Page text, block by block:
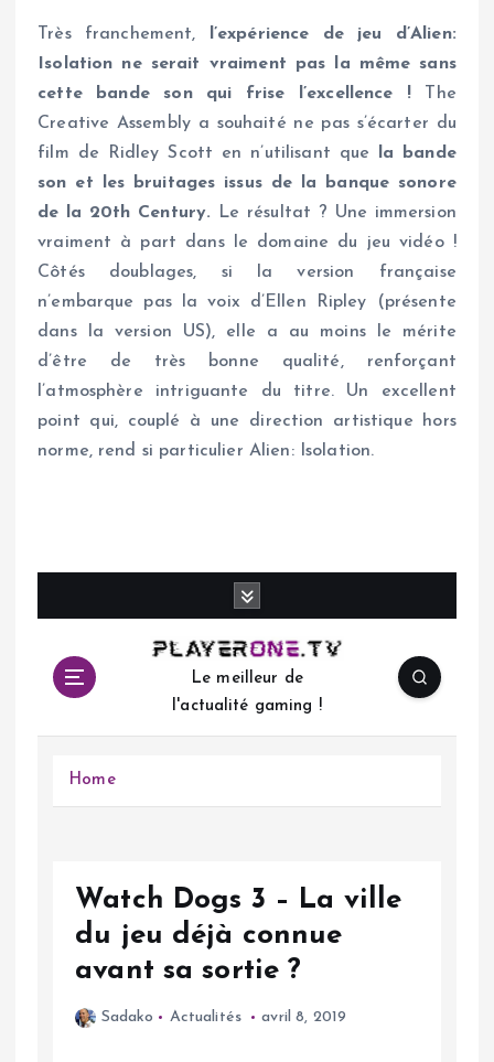
Très franchement,
l’expérience de jeu d’Alien:
Isolation ne serait vraiment pas la même sans
cette bande son qui frise l’excellence !
The
Creative Assembly a souhaité ne pas s’écarter du
film de Ridley Scott en n’utilisant que
la bande
son et les bruitages issus de la banque sonore
de la 20th Century.
Le résultat ? Une immersion
vraiment à part dans le domaine du jeu vidéo !
Côtés doublages, si la version française
n’embarque pas la voix d’Ellen Ripley (présente
dans la version US), elle a au moins le mérite
d’être de très bonne qualité, renforçant
l’atmosphère intriguante du titre. Un excellent
point qui, couplé à une direction artistique hors
norme, rend si particulier Alien: Isolation.